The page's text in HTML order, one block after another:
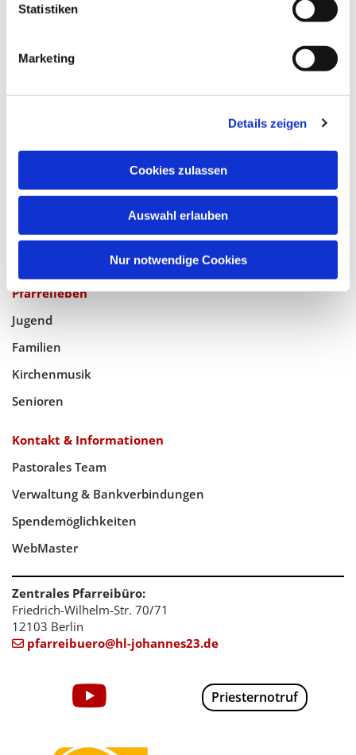
Statistiken
Marketing
Details zeigen
Cookies zulassen
Auswahl erlauben
Nur notwendige Cookies
Pfarrei Hl. Johannes XXIII.
Bistumswallfahrt
Taufe, Kommunion & Trauung
Pfarreileben
Jugend
Familien
Kirchenmusik
Senioren
Kontakt & Informationen
Pastorales Team
Verwaltung & Bankverbindungen
Spendemöglichkeiten
WebMaster
Zentrales Pfarreibüro:
Friedrich-Wilhelm-Str. 70/71
12103 Berlin
 pfarreibuero@hl-johannes23.de
Priesternotruf